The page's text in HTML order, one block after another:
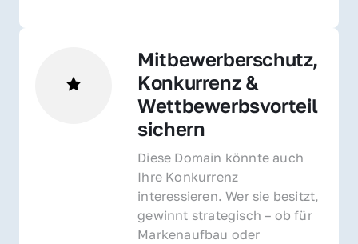
Mitbewerberschutz,
Konkurrenz &
Wettbewerbsvorteil
sichern
Diese Domain könnte auch
Ihre Konkurrenz
interessieren. Wer sie besitzt,
gewinnt strategisch – ob für
Markenaufbau oder